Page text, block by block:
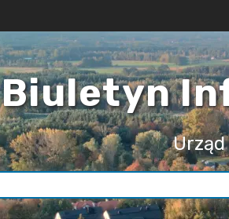
Biuletyn